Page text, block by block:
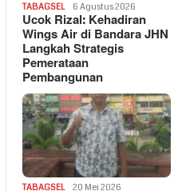
TABAGSEL 6 Agustus 2026
Ucok Rizal: Kehadiran
Wings Air di Bandara JHN
Langkah Strategis
Pemerataan
Pembangunan
TABAGSEL 20 Mei 2026